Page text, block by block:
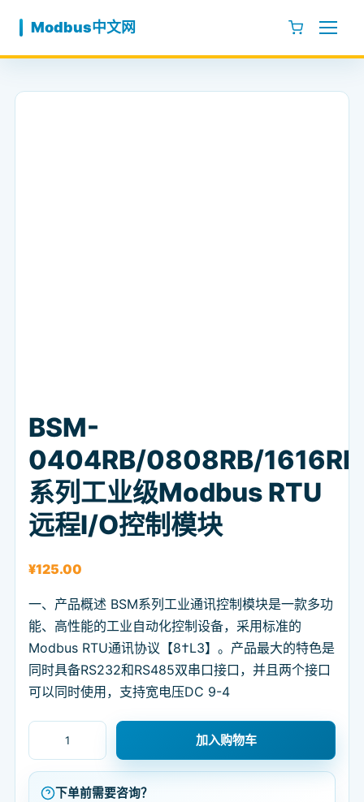
Modbus中文网
BSM-
0404RB/0808RB/
系列工业级Modbus RTU
远程I/O控制模块
¥125.00
一、产品概述 BSM系列工业通讯控制模块是一款多功
能、高性能的工业自动化控制设备，采用标准的
Modbus RTU通讯协议【8†L3】。产品最大的特色是
同时具备RS232和RS485双串口接口，并且两个接口
可以同时使用，支持宽电压DC 9-4
BSM-0404RB/0808RB/1616RB/1032RB 系列工业级
加入购物车
下单前需要咨询？